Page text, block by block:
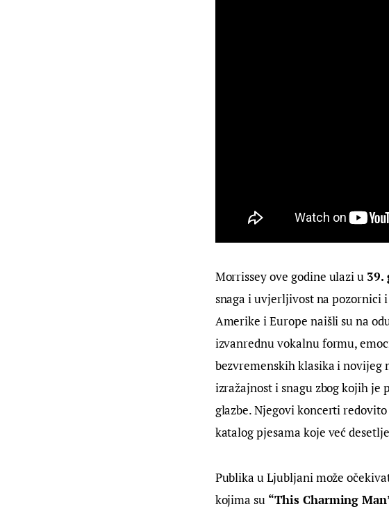
Morrissey ove godine ulazi u 39.
snaga i uvjerljivost na pozornici
Amerike i Europe naišli su na
izvanrednu vokalnu formu,
bezvremenskih klasika i
izražajnost i snagu zbog kojih
glazbe. Njegovi koncerti
katalog pjesama koje već
Publika u Ljubljani može
kojima su “This Charming